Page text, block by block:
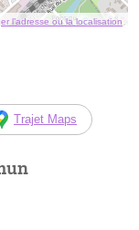
l’adresse ou la localisation
Trajet Maps